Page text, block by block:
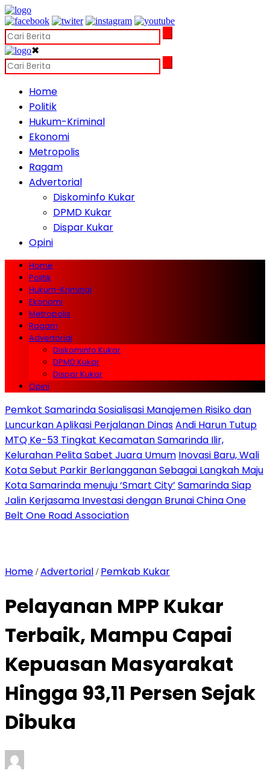
✖
Home
Politik
Hukum-Kriminal
Ekonomi
Metropolis
Ragam
Advertorial
Diskominfo Kukar
DPMD Kukar
Dispar Kukar
Opini
Home
Politik
Hukum-Kriminal
Ekonomi
Metropolis
Ragam
Advertorial
Diskominfo Kukar
DPMD Kukar
Dispar Kukar
Opini
Pemkot Samarinda Sosialisasi Manajemen Risiko dan
Luncurkan Aplikasi Perjalanan DinasAndi Harun Tutup
MTQ Ke-53 Tingkat Kecamatan Samarinda Ilir,
Kelurahan Pelita Sabet Juara Umum Inovasi Baru, Wali
Kota Sebut Parkir Berlangganan Sebagai Langkah Maju
Kota Samarinda menuju ‘Smart City’ Samarinda Siap
Jalin Kerjasama Investasi dengan Brunai China One
Belt One Road Association
Home /Advertorial / Pemkab Kukar
Pelayanan MPP Kukar
Terbaik, Mampu Capai
Kepuasan Masyarakat
Hingga 93,11 Persen Sejak
Dibuka